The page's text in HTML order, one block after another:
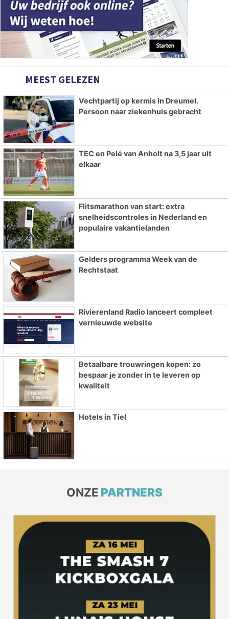
MEEST GELEZEN
Vechtpartij op kermis in Dreumel.
Persoon naar ziekenhuis gebracht
TEC en Pelé van Anholt na 3,5 jaar uit
elkaar
Flitsmarathon van start: extra
snelheidscontroles in Nederland en
populaire vakantielanden
Gelders programma Week van de
Rechtstaat
Rivierenland Radio lanceert compleet
vernieuwde website
Betaalbare trouwringen kopen: zo
bespaar je zonder in te leveren op
kwaliteit
Hotels in Tiel
ONZE PARTNERS